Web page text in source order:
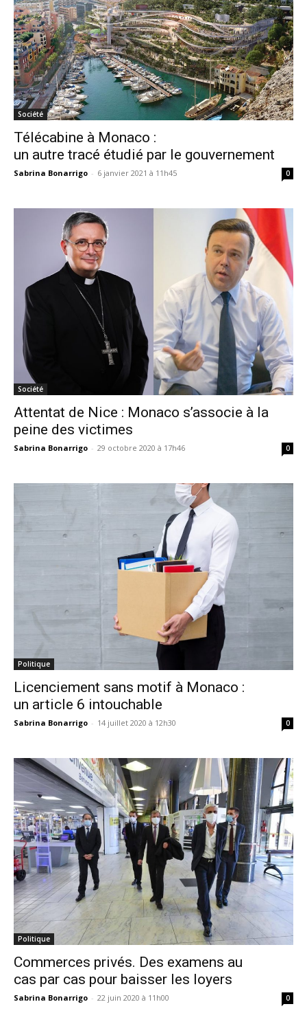
Société
Télécabine à Monaco :
un autre tracé étudié par le gouvernement
Sabrina Bonarrigo - 6 janvier 2021 à 11h45 0
Société
Attentat de Nice : Monaco s’associe à la
peine des victimes
Sabrina Bonarrigo - 29 octobre 2020 à 17h46 0
Politique
Licenciement sans motif à Monaco :
un article 6 intouchable
Sabrina Bonarrigo - 14 juillet 2020 à 12h30 0
Politique
Commerces privés. Des examens au
cas par cas pour baisser les loyers
Sabrina Bonarrigo - 22 juin 2020 à 11h00 0